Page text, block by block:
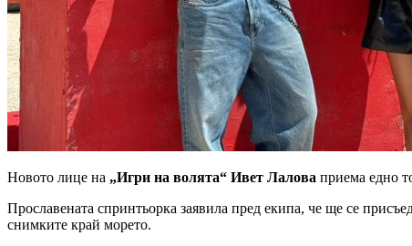
Новото лице на „Игри на волята“ Ивет Лалова приема едно
Прославената спринтьорка заявила пред екипа, че ще се
снимките край морето.